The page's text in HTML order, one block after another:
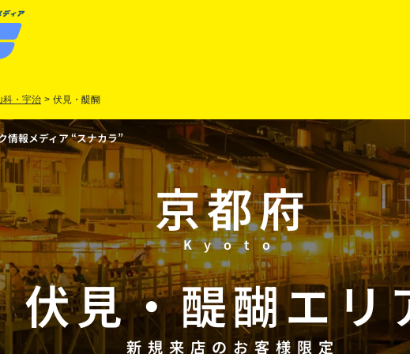
科・宇治 > 伏見・醍醐
情報メディア “スナカラ”
京都府
Kyoto
伏見・醍醐エリ
新規来店のお客様限定